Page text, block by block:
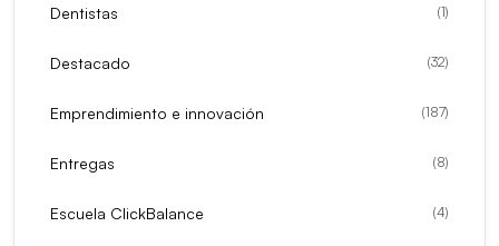
Dentistas (1)
Destacado (32)
Emprendimiento e innovación (187)
Entregas (8)
Escuela ClickBalance (4)